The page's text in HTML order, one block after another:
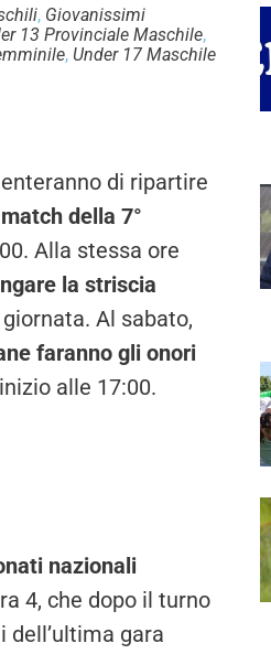
, Giovanissimi
13 Provinciale Maschile,
, Under 17 Maschile
di ripartire
della 7°
Alla stessa ore
la striscia
Al sabato,
faranno gli onori
alle 17:00.
nazionali
4, che dopo il turno
dell’ultima gara